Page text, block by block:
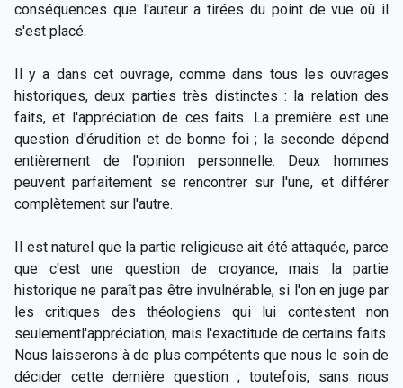
conséquences que l'auteur a tirées du point de vue où il
s'est placé.
Il y a dans cet ouvrage, comme dans tous les ouvrages
historiques, deux parties très distinctes : la relation des
faits, et l'appréciation de ces faits. La première est une
question d'érudition et de bonne foi ; la seconde dépend
entièrement de l'opinion personnelle. Deux hommes
peuvent parfaitement se rencontrer sur l'une, et différer
complètement sur l'autre.
Il est naturel que la partie religieuse ait été attaquée, parce
que c'est une question de croyance, mais la partie
historique ne paraît pas être invulnérable, si l'on en juge par
les critiques des théologiens qui lui contestent non
seulementl'appréciation, mais l'exactitude de certains faits.
Nous laisserons à de plus compétents que nous le soin de
décider cette dernière question ; toutefois, sans nous